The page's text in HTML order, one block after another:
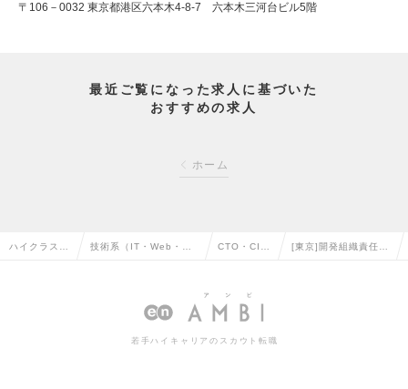
〒106－0032 東京都港区六本木4-8-7 六本木三河台ビル5階
最近ご覧になった求人に基づいた
おすすめの求人
ホーム
ハイクラス求 技術系（IT・Web・通 CTO・CIO [東京]開発組織責任者
若手ハイキャリアのスカウト転職